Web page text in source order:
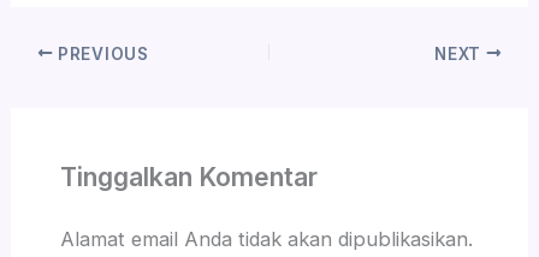
PREVIOUS NEXT
Tinggalkan Komentar
Alamat email Anda tidak akan dipublikasikan.